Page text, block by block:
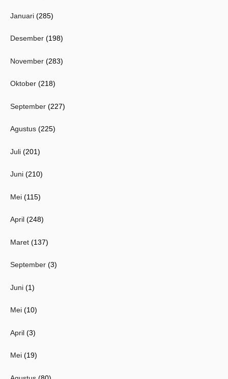
Januari (285)
Desember (198)
November (283)
Oktober (218)
September (227)
Agustus (225)
Juli (201)
Juni (210)
Mei (115)
April (248)
Maret (137)
September (3)
Juni (1)
Mei (10)
April (3)
Mei (19)